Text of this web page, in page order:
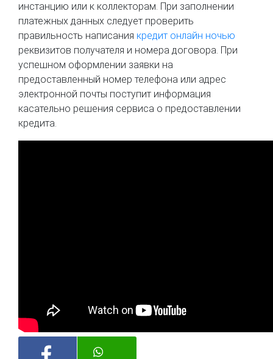
инстанцию или к коллекторам. При заполнении
платежных данных следует проверить
правильность написания кредит онлайн ночью
реквизитов получателя и номера договора. При
успешном оформлении заявки на
предоставленный номер телефона или адрес
электронной почты поступит информация
касательно решения сервиса о предоставлении
кредита.